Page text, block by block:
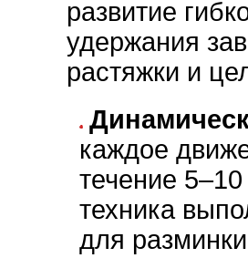
развитие
удержания
растяжки и
каждое
течение
техника
для